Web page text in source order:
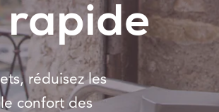
rapide
réduisez les
confort des